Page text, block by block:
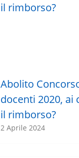
Abolito
docenti 2020, ai
il rimborso?
2 Aprile 2024